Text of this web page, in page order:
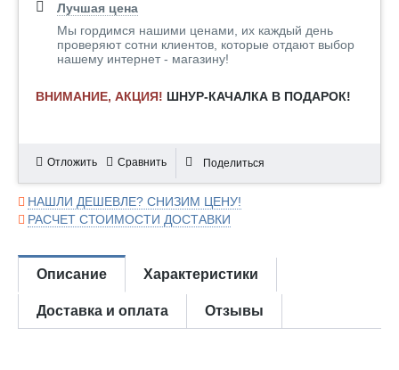
Лучшая цена
Мы гордимся нашими ценами, их каждый день
проверяют сотни клиентов, которые отдают выбор
нашему интернет - магазину!
ВНИМАНИЕ, АКЦИЯ! ШНУР-КАЧАЛКА В ПОДАРОК!
Отложить Сравнить Поделиться
НАШЛИ ДЕШЕВЛЕ? СНИЗИМ ЦЕНУ!
РАСЧЕТ СТОИМОСТИ ДОСТАВКИ
Описание Характеристики
Доставка и оплата Отзывы